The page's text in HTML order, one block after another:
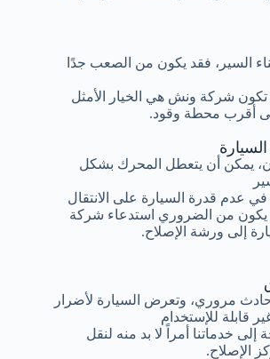
يمكن أن يتعطل المحرك بشكل
عدم قدرة السيارة على الانتقال
يكون من الضروري استدعاء شركة
إلى ورشة الإصلاح.
السير، فقد يكون من الصعب جدًا
تكون شركة ونش هي الخيار الأمثل
أقرب محطة وقود.
مروري، وتعرض السيارة لأضرار
قابلة للإستخدام
إلى خدماتنا أمراً لا بد منه لنقل
الإصلاح.